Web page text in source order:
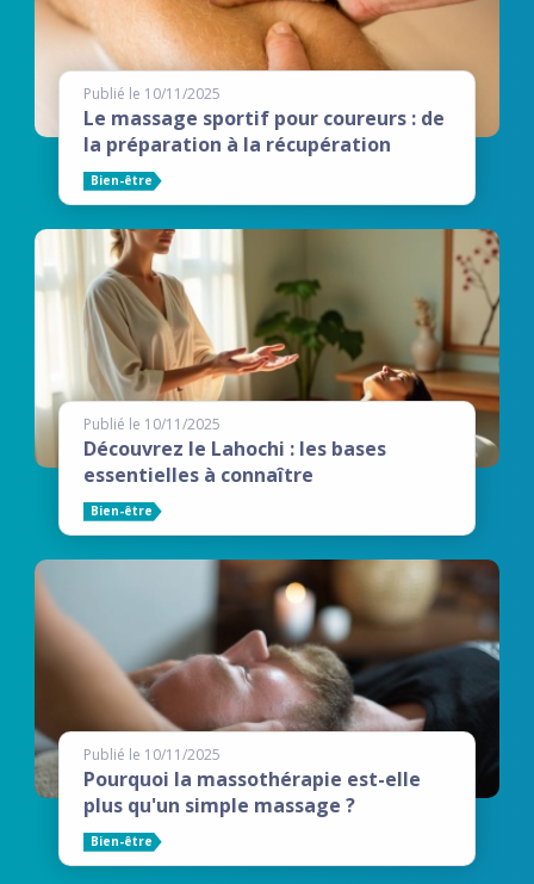
Publié le 10/11/2025
Le massage sportif pour coureurs : de
la préparation à la récupération
Bien-être
Publié le 10/11/2025
Découvrez le Lahochi : les bases
essentielles à connaître
Bien-être
Publié le 10/11/2025
Pourquoi la massothérapie est-elle
plus qu'un simple massage ?
Bien-être